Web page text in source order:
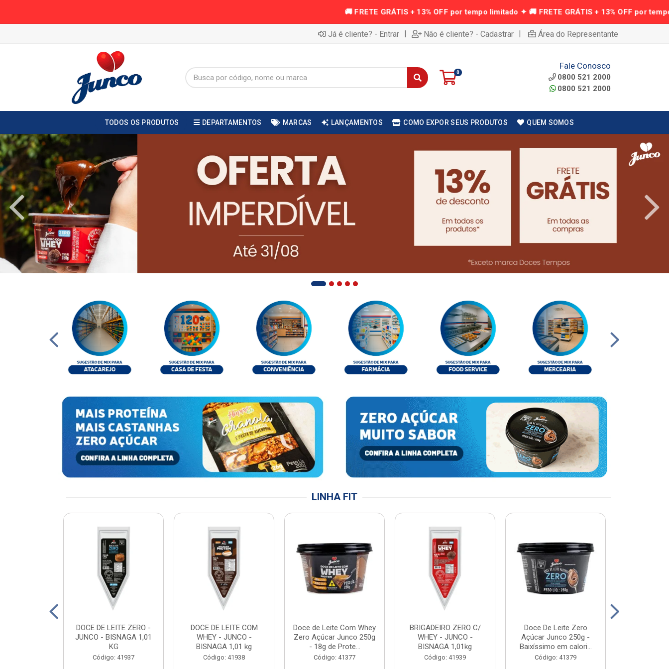
Já é cliente? - Entrar | Não é cliente? - Cadastrar | Área do Representante
0
Fale Conosco
0800 521 2000
0800 521 2000
TODOS OS PRODUTOS DEPARTAMENTOS MARCAS LANÇAMENTOS COMO EXPOR SEUS PRODUTOS QUEM SOMOS
LINHA FIT
DOCE DE LEITE ZERO -
JUNCO - BISNAGA 1,01
KG
Código: 41937
DOCE DE LEITE COM
WHEY - JUNCO -
BISNAGA 1,01 kg
Código: 41938
Doce de Leite Com Whey
Zero Açúcar Junco 250g
- 18g de Prote...
Código: 41377
BRIGADEIRO ZERO C/
WHEY - JUNCO -
BISNAGA 1,01kg
Código: 41939
Doce De Leite Zero
Açúcar Junco 250g -
Baixíssimo em calori...
Código: 41379